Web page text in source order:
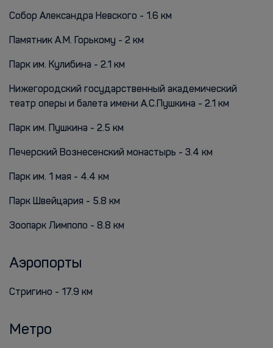
Собор Александра Невского - 1.6 км
Памятник А.М. Горькому - 2 км
Парк им. Кулибина - 2.1 км
Нижегородский государственный академический
театр оперы и балета имени А.С.Пушкина - 2.1 км
Парк им. Пушкина - 2.5 км
Печерский Вознесенский монастырь - 3.4 км
Парк им. 1 мая - 4.4 км
Парк Швейцария - 5.8 км
Зоопарк Лимпопо - 8.8 км
Аэропорты
Стригино - 17.9 км
Метро